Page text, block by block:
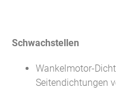
Schwachstellen
Wankelmotor-
Seitendichtungen